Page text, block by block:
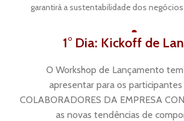
garantirá a sustentabilidade dos negócios
1° Dia: Kickoff de
O Workshop de Lançamento
apresentar para os participantes
COLABORADORES DA EMPRESA
as novas tendências de